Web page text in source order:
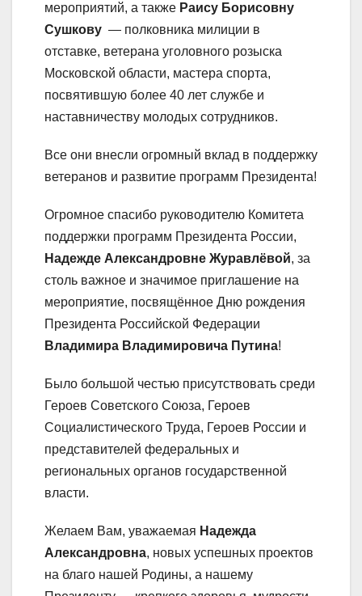
мероприятий, а также Раису Борисовну
Сушкову — полковника милиции в
отставке, ветерана уголовного розыска
Московской области, мастера спорта,
посвятившую более 40 лет службе и
наставничеству молодых сотрудников.
Все они внесли огромный вклад в поддержку
ветеранов и развитие программ Президента!
Огромное спасибо руководителю Комитета
поддержки программ Президента России,
Надежде Александровне Журавлёвой, за
столь важное и значимое приглашение на
мероприятие, посвящённое Дню рождения
Президента Российской Федерации
Владимира Владимировича Путина!
Было большой честью присутствовать среди
Героев Советского Союза, Героев
Социалистического Труда, Героев России и
представителей федеральных и
региональных органов государственной
власти.
Желаем Вам, уважаемая Надежда
Александровна, новых успешных проектов
на благо нашей Родины, а нашему